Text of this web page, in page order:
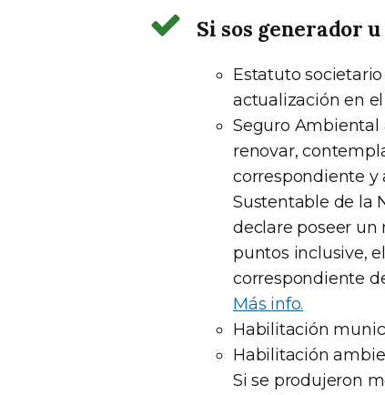
Si sos generador
Estatuto
actualización en
Seguro Ambiental
renovar,
correspondiente y
Sustentable de la
declare poseer un
puntos inclusive,
correspondiente
Más info.
Habilitación
Habilitación
Si se produjeron